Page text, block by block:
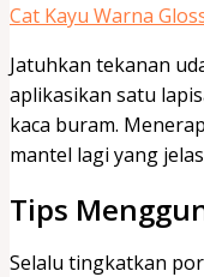
Cat Kayu Warna
Jatuhkan tekanan
aplikasikan satu
kaca buram.
mantel lagi yang
Tips
Selalu tingkatkan